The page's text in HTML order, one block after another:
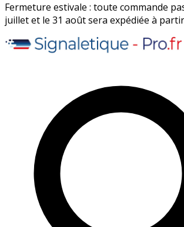
Fermeture estivale : toute commande
juillet et le 31 août sera expédiée à